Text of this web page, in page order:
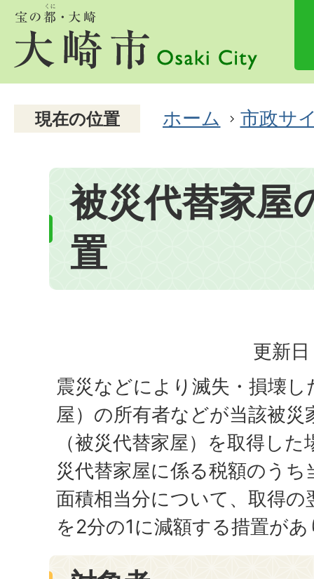
現在の位置 ホーム 市政サ
被災代替家屋
置
更新
震災などにより滅失・損壊し
屋）の所有者などが当該被災
（被災代替家屋）を取得し
災代替家屋に係る税額のうち
面積相当分について、取得の
を2分の1に減額する措置が